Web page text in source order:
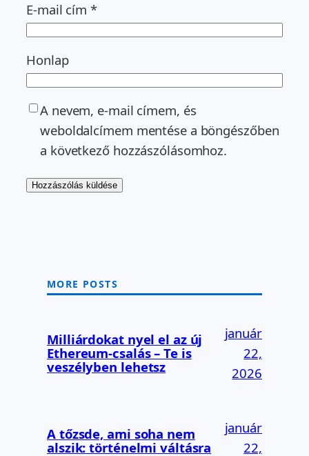
E-mail cím *
Honlap
A nevem, e-mail címem, és
weboldalcímem mentése a böngészőben
a következő hozzászólásomhoz.
MORE POSTS
Milliárdokat nyel el az új
Ethereum-csalás – Te is
veszélyben lehetsz
január
22,
2026
A tőzsde, ami soha nem
alszik: történelmi váltásra
január
22,